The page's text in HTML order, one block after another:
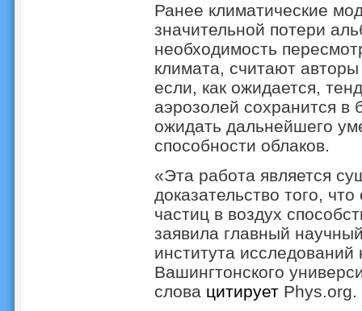
Ранее климатические
значительной потери
необходимость
климата, считают
если, как ожидается,
аэрозолей сохранится
ожидать дальнейшего
способности облаков.
«Эта работа является
доказательство того,
частиц в воздух
заявила главный
института
Вашингтонского
слова цитируетPhys.org.